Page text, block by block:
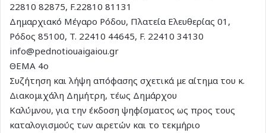
22810 82875, F.22810 81131
Δημαρχιακό Μέγαρο Ρόδου, Πλατεία Ελευθερίας 01,
Ρόδος 85100, T. 22410 44645, F. 22410 34130
info@pednotiouaigaiou.gr
ΘΕΜΑ 4ο
Συζήτηση και λήψη απόφασης σχετικά με αίτημα του κ.
Διακομιχάλη Δημήτρη, τέως Δημάρχου
Καλύμνου, για την έκδοση ψηφίσματος ως προς τους
καταλογισμούς των αιρετών και το τεκμήριο